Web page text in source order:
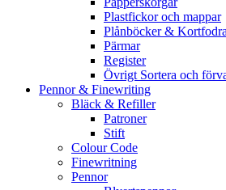
Plastfickor och mappar
Plånböcker &
Pärmar
Register
Övrigt Sortera och
Pennor & Finewriting
Bläck & Refiller
Patroner
Stift
Colour Code
Finewritning
Pennor